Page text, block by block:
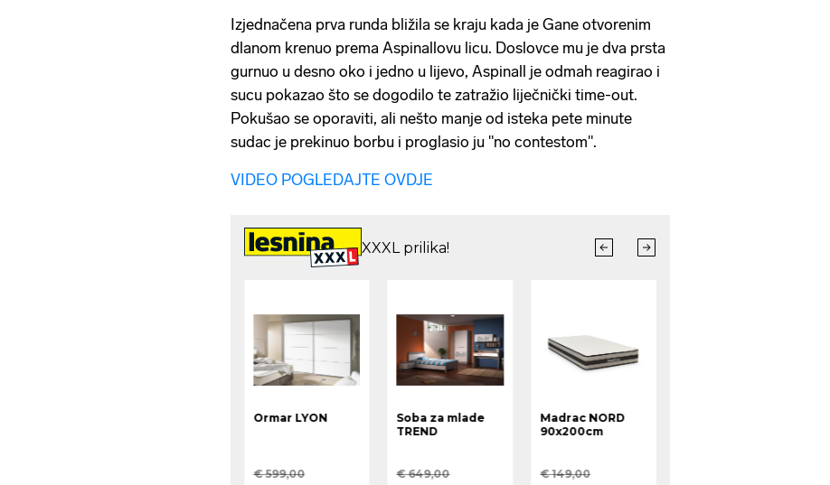
Izjednačena prva runda bližila se kraju kada je Gane otvorenim
dlanom krenuo prema Aspinallovu licu. Doslovce mu je dva prsta
gurnuo u desno oko i jedno u lijevo, Aspinall je odmah reagirao i
sucu pokazao što se dogodilo te zatražio liječnički time-out.
Pokušao se oporaviti, ali nešto manje od isteka pete minute
sudac je prekinuo borbu i proglasio ju "no contestom".
VIDEO POGLEDAJTE OVDJE